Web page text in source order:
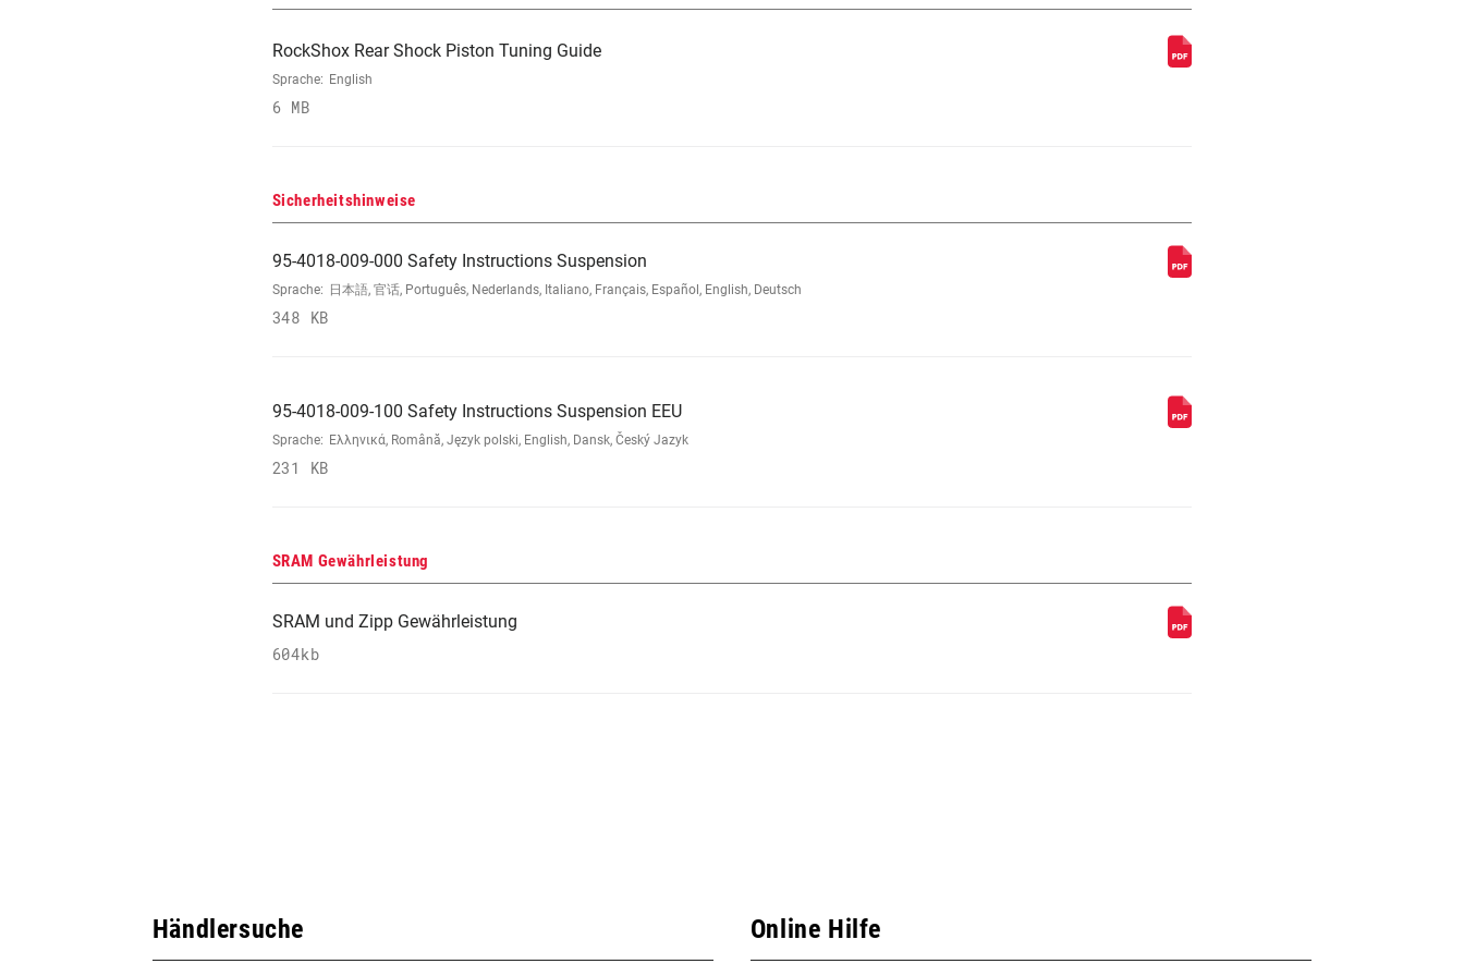
RockShox Rear Shock Piston Tuning Guide
Sprache: English
6 MB
Sicherheitshinweise
95-4018-009-000 Safety Instructions Suspension
Sprache: 日本語, 官话, Português, Nederlands, Italiano, Français, Español, English, Deutsch
348 KB
95-4018-009-100 Safety Instructions Suspension EEU
Sprache: Ελληνικά, Română, Język polski, English, Dansk, Český Jazyk
231 KB
SRAM Gewährleistung
SRAM und Zipp Gewährleistung
604kb
Händlersuche Online Hilfe